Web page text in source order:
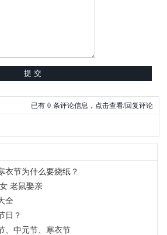
已有 0 条评论信息，点击查看/回复评论
衣节为什么要烧纸？
老鼠娶亲
全
日？
、中元节、寒衣节